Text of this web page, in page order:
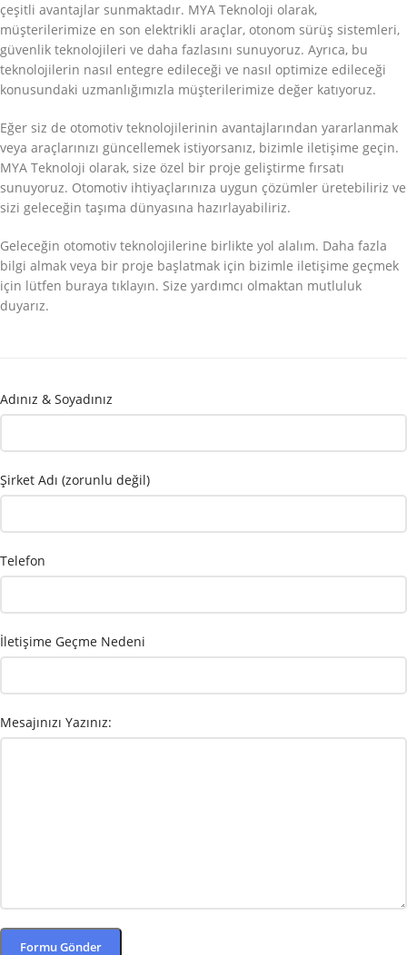
çeşitli avantajlar sunmaktadır. MYA Teknoloji olarak,
müşterilerimize en son elektrikli araçlar, otonom sürüş sistemleri,
güvenlik teknolojileri ve daha fazlasını sunuyoruz. Ayrıca, bu
teknolojilerin nasıl entegre edileceği ve nasıl optimize edileceği
konusundaki uzmanlığımızla müşterilerimize değer katıyoruz.
Eğer siz de otomotiv teknolojilerinin avantajlarından yararlanmak
veya araçlarınızı güncellemek istiyorsanız, bizimle iletişime geçin.
MYA Teknoloji olarak, size özel bir proje geliştirme fırsatı
sunuyoruz. Otomotiv ihtiyaçlarınıza uygun çözümler üretebiliriz ve
sizi geleceğin taşıma dünyasına hazırlayabiliriz.
Geleceğin otomotiv teknolojilerine birlikte yol alalım. Daha fazla
bilgi almak veya bir proje başlatmak için bizimle iletişime geçmek
için lütfen buraya tıklayın. Size yardımcı olmaktan mutluluk
duyarız.
Adınız & Soyadınız
Şirket Adı (zorunlu değil)
Telefon
İletişime Geçme Nedeni
Mesajınızı Yazınız: